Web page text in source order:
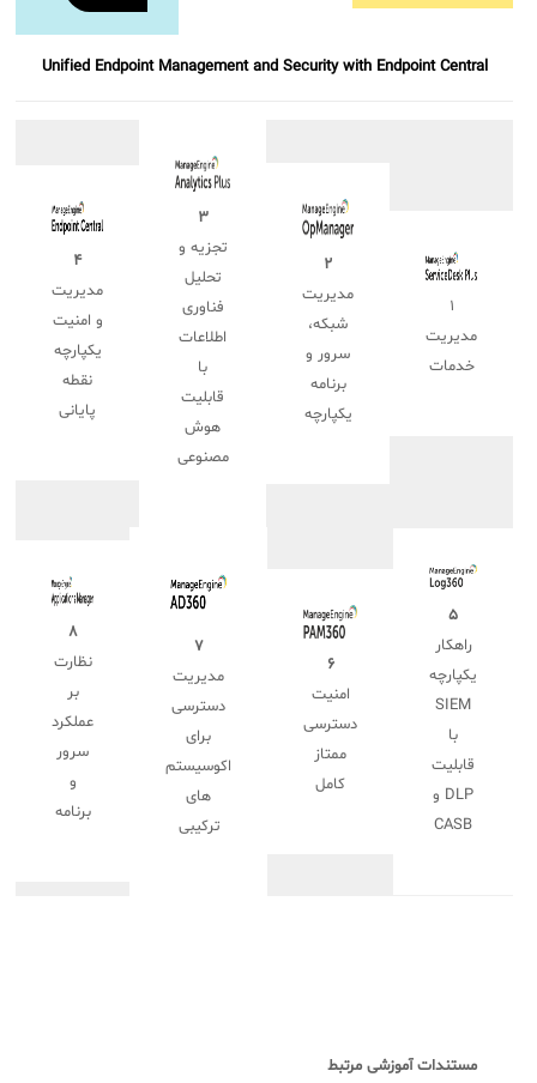
Unified Endpoint Management and Security with Endpoint Central
۱
مدیریت
خدمات
۲
مدیریت
شبکه،
سرور و
برنامه
یکپارچه
۳
تجزیه و
تحلیل
فناوری
اطلاعات
با
قابلیت
هوش
مصنوعی
۴
مدیریت
و امنیت
یکپارچه
نقطه
پایانی
۵
راهکار
یکپارچه
SIEM
با
قابلیت
DLP و
CASB
۶
امنیت
دسترسی
ممتاز
کامل
۷
مدیریت
دسترسی
برای
اکوسیستم
های
ترکیبی
۸
نظارت
بر
عملکرد
سرور
و
برنامه
مستندات آموزشی مرتبط